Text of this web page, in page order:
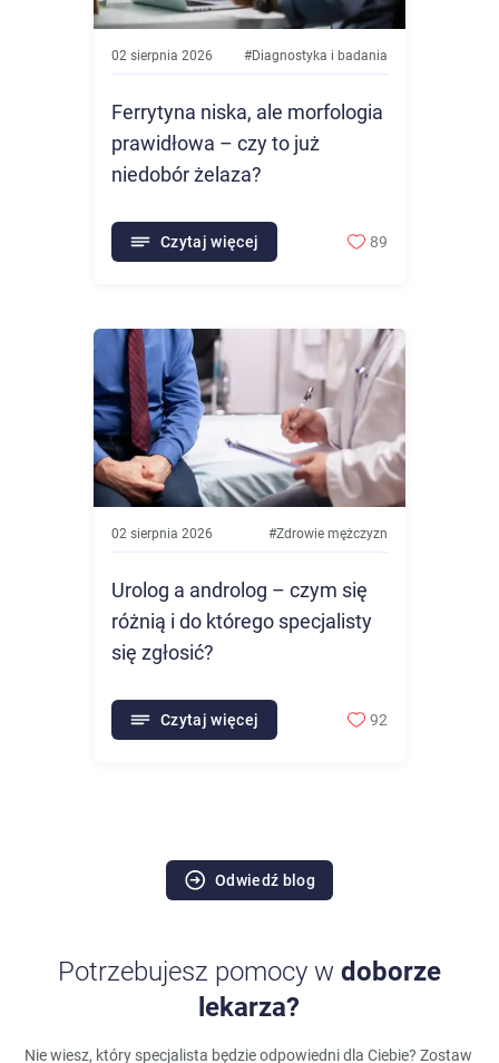
02 sierpnia 2026 #Diagnostyka i badania
Ferrytyna niska, ale morfologia
prawidłowa – czy to już
niedobór żelaza?
Czytaj więcej 89
02 sierpnia 2026 #Zdrowie mężczyzn
Urolog a androlog – czym się
różnią i do którego specjalisty
się zgłosić?
Czytaj więcej 92
Odwiedź blog
Potrzebujesz pomocy w doborze
lekarza?
Nie wiesz, który specjalista będzie odpowiedni dla Ciebie?Zostaw